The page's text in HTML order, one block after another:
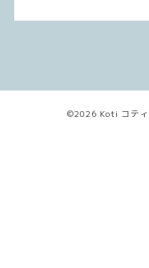
©2026 Koti コティ